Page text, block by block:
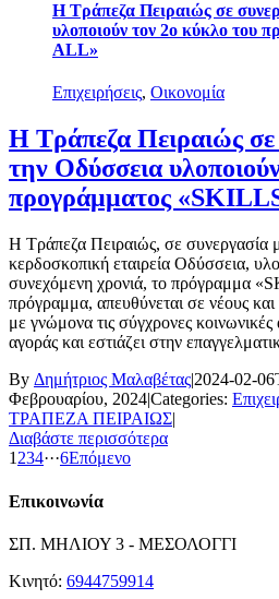
Η Τράπεζα Πειραιώς σε
υλοποιούν τον 2ο κύκλο του
ALL»
Επιχειρήσεις, Οικονομία
Η Τράπεζα Πειραιώς σε
την Οδύσσεια
προγράμματος
Η Τράπεζα Πειραιώς, σε συνεργασία
κερδοσκοπική εταιρεία Οδύσσεια,
συνεχόμενη χρονιά, το πρόγραμμα
πρόγραμμα, απευθύνεται σε νέους
με γνώμονα τις σύγχρονες κοινωνικές
αγοράς και εστιάζει στην
By Δημήτριος Μαλαβέτας|2024-02-
Φεβρουαρίου, 2024|Categories:
ΤΡΑΠΕΖΑ ΠΕΙΡΑΙΩΣ|
Διαβάστε περισσότερα
1 234···6Επόμενο
Επικοινωνία
ΣΠ. ΜΗΛΙΟΥ 3 - ΜΕΣΟΛΟΓΓΙ
Κινητό: 6944759914